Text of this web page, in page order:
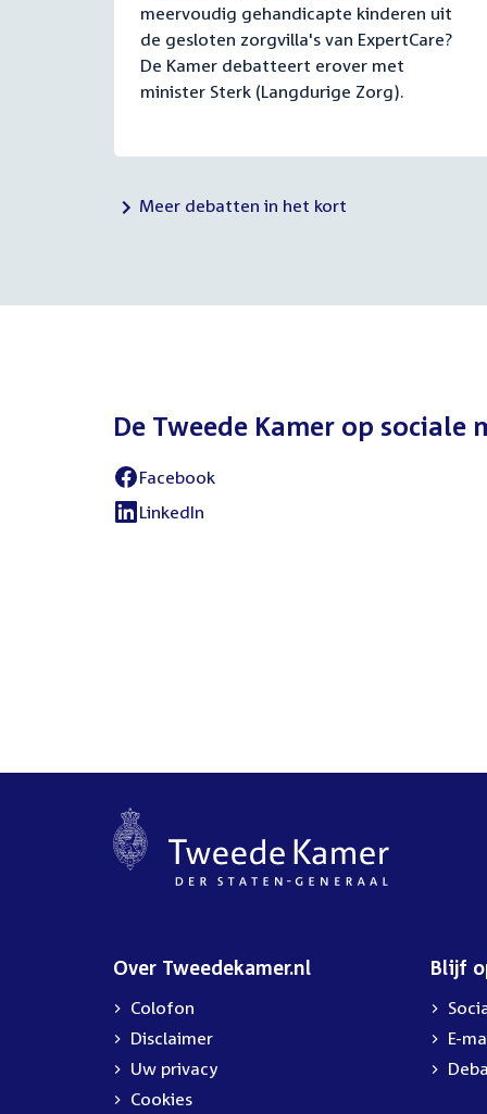
meervoudig gehandicapte kinderen uit
de gesloten zorgvilla's van ExpertCare?
De Kamer debatteert erover met
minister Sterk (Langdurige Zorg).
Meer debatten in het kort
De Tweede Kamer op sociale
External
link:
Facebook
External
LinkedIn
Over Tweedekamer.nl
Colofon
Disclaimer
Uw privacy
Cookies
Blijf
E-